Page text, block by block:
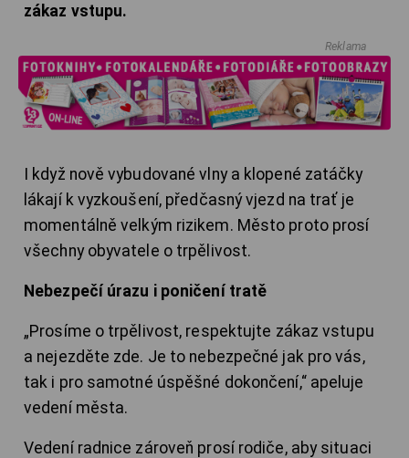
zákaz vstupu.
Reklama
I když nově vybudované vlny a klopené zatáčky
lákají k vyzkoušení, předčasný vjezd na trať je
momentálně velkým rizikem. Město proto prosí
všechny obyvatele o trpělivost.
Nebezpečí úrazu i poničení tratě
„Prosíme o trpělivost, respektujte zákaz vstupu
a nejezděte zde. Je to nebezpečné jak pro vás,
tak i pro samotné úspěšné dokončení,“ apeluje
vedení města.
Vedení radnice zároveň prosí rodiče, aby situaci